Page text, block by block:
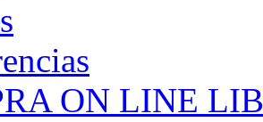
ON LINE